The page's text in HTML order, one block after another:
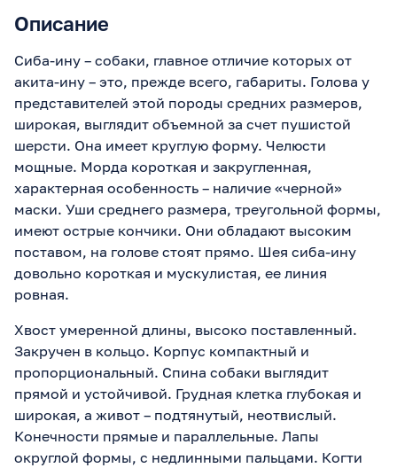
Описание
Сиба-ину – собаки, главное отличие которых от
акита-ину – это, прежде всего, габариты. Голова у
представителей этой породы средних размеров,
широкая, выглядит объемной за счет пушистой
шерсти. Она имеет круглую форму. Челюсти
мощные. Морда короткая и закругленная,
характерная особенность – наличие «черной»
маски. Уши среднего размера, треугольной формы,
имеют острые кончики. Они обладают высоким
поставом, на голове стоят прямо. Шея сиба-ину
довольно короткая и мускулистая, ее линия
ровная.
Хвост умеренной длины, высоко поставленный.
Закручен в кольцо. Корпус компактный и
пропорциональный. Спина собаки выглядит
прямой и устойчивой. Грудная клетка глубокая и
широкая, а живот – подтянутый, неотвислый.
Конечности прямые и параллельные. Лапы
округлой формы, с недлинными пальцами. Когти